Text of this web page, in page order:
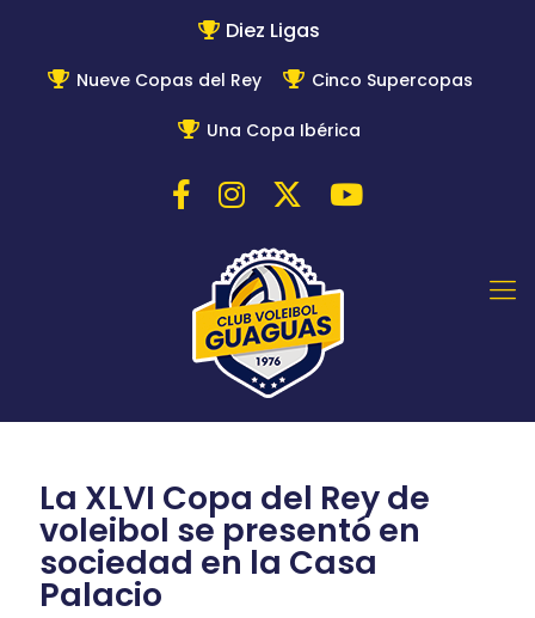
Diez Ligas
Nueve Copas del Rey Cinco Supercopas
Una Copa Ibérica
La XLVI Copa del Rey de
voleibol se presentó en
sociedad en la Casa
Palacio